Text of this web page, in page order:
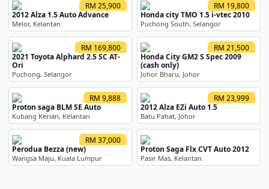
RM 25,900
2012 Alza 1.5 Auto Advance
Melor, Kelantan
RM 19,800
Honda city TMO 1.5 i-vtec 2010
Puchong South, Selangor
RM 169,800
2021 Toyota Alphard 2.5 SC AT-
Ori
Puchong, Selangor
RM 21,500
Honda City GM2 S Spec 2009
(cash only)
Johor Bharu, Johor
RM 9,888
Proton saga BLM SE Auto
Kubang Kerian, Kelantan
RM 23,999
2012 Alza EZi Auto 1.5
Batu Pahat, Johor
RM 37,000
Perodua Bezza (new)
Wangsa Maju, Kuala Lumpur
Proton Saga Flx CVT Auto 2012
Pasir Mas, Kelantan